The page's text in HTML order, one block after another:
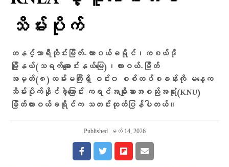
သိမ်းပိုက်
တနင်္သာရီတိုင်းမြိတ်-ထားဝယ်ခရိုင်၊ကစယ်ဒို
မြို့နယ်(သရက်ချောင်းနယ်မြေ)၊ထားဝယ်-မြိတ်
အမှတ်(၈)လမ်းမကြီးရှိ ဝင်း၀ စစ်တပ်စခန်းကို မနေ့က
သိမ်းပိုက်နိုင်ခဲ့ကြောင်း ကရင်အမျိုးသားအစည်းအရုံး(KNU)
မြိတ်ထားဝယ်ခရိုင်က သတင်းထုတ်ပြန်ပါတယ်။
Published မတ် 14, 2026